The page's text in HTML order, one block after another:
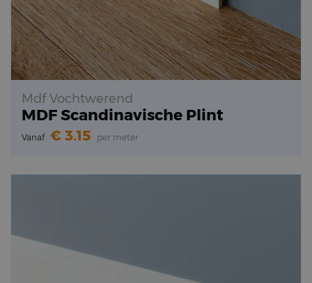
Mdf Vochtwerend
MDF Scandinavische Plint
Vanaf 3.15 per meter